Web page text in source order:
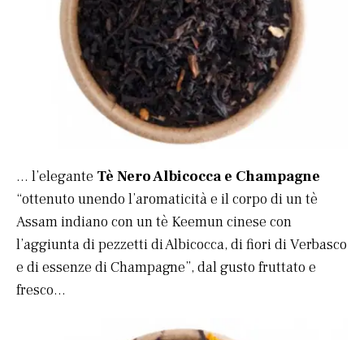
… l’elegante Tè Nero Albicocca e Champagne
“ottenuto unendo l’aromaticità e il corpo di un tè
Assam indiano con un tè Keemun cinese con
l’aggiunta di pezzetti di Albicocca, di fiori di Verbasco
e di essenze di Champagne”, dal gusto fruttato e
fresco…